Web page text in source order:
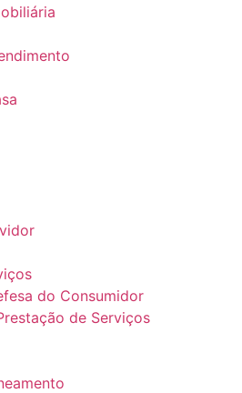
do Consumidor
de Serviços